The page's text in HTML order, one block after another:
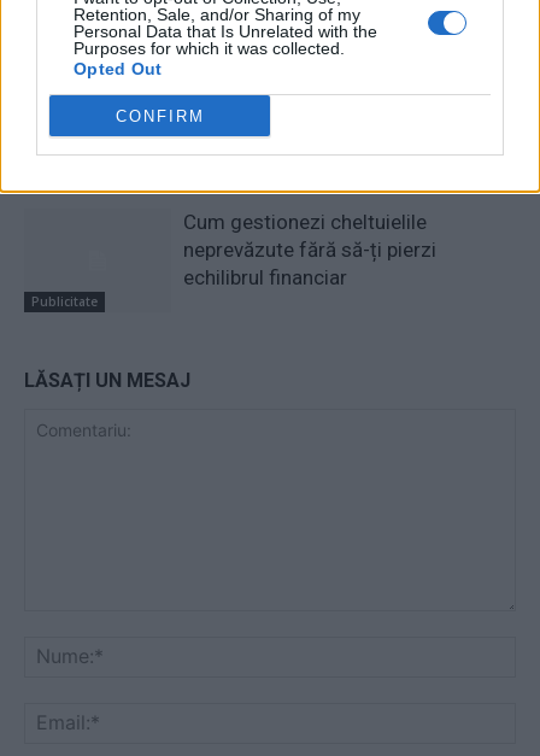
Retention, Sale, and/or Sharing of my
Personal Data that Is Unrelated with the
Purposes for which it was collected.
Opted Out
CONFIRM
Publicitate
București
pentru birouri: transformă spațiul
de lucru cu soluțiile de iluminat de
Publicitate
Cum gestionezi cheltuielile
neprevăzute fără să-ți pierzi
echilibrul financiar
LĂSAȚI UN MESAJ